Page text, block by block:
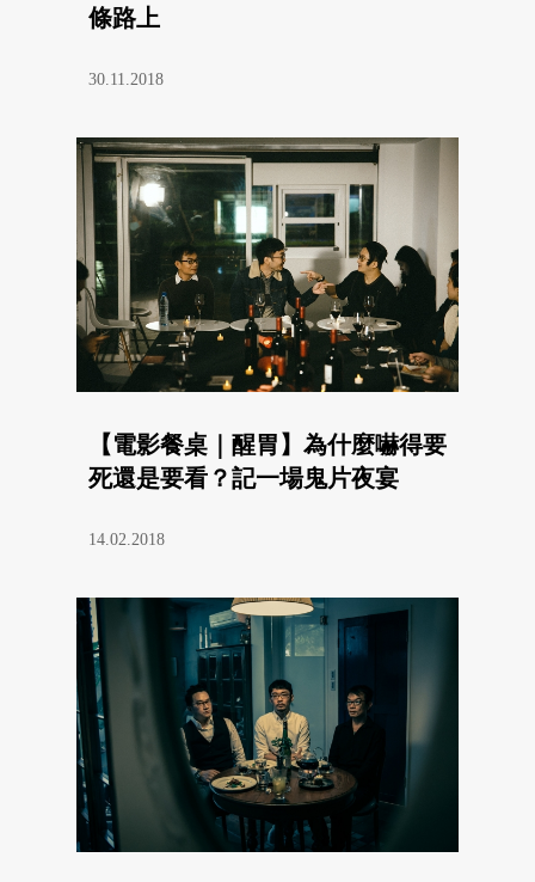
條路上
30.11.2018
【電影餐桌｜醒胃】為什麼嚇得要
死還是要看？記一場鬼片夜宴
14.02.2018